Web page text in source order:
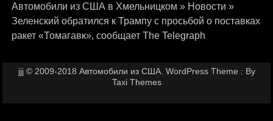
Автомобили из США в Хмельницком » Новости »
Зеленский обратился к Трампу с просьбой о поставках
ракет «Томагавк», сообщает The Telegraph
jjj © 2009-2018 Автомобили из США. WordPress Theme : By
Taxi Themes